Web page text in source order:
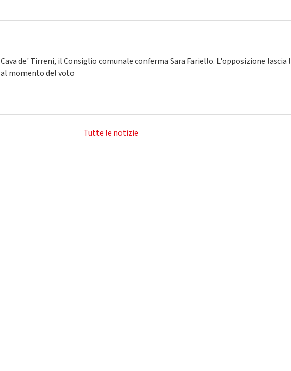
Cava de' Tirreni, il Consiglio comunale conferma Sara Fariello. L'opposizione lascia
al momento del voto
Tutte le notizie